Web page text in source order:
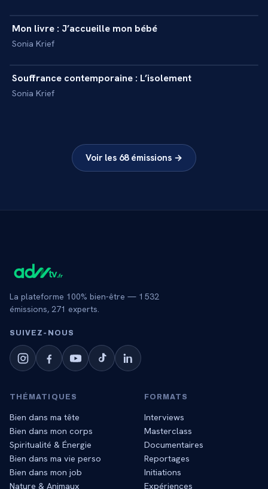
INTERVIEW
Mon livre : J’accueille mon bébé
Sonia Krief
INTERVIEW
Souffrance contemporaine : L’isolement
Sonia Krief
Voir les 68émissions →
La plateforme 100% bien-être — 1 532
émissions, 271 experts.
SUIVEZ‑NOUS
THÉMATIQUES
Bien dans ma tête
Bien dans mon corps
Spiritualité & Énergie
Bien dans ma vie perso
Bien dans mon job
Nature & Animaux
FORMATS
Interviews
Masterclass
Documentaires
Reportages
Initiations
Expériences